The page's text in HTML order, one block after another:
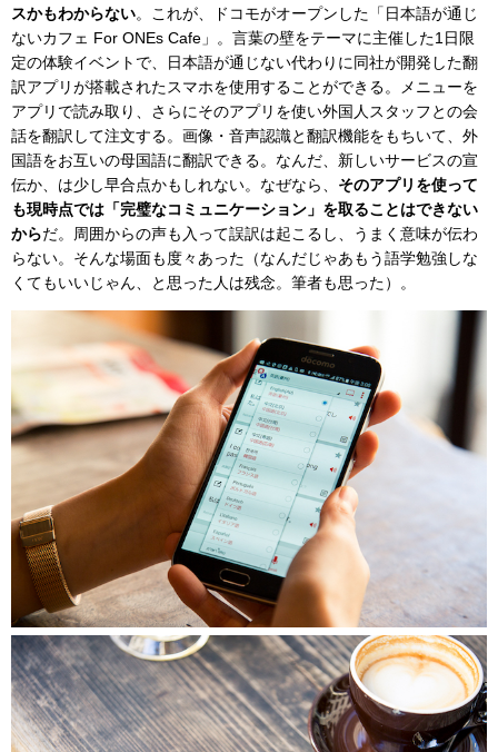
スかもわからない。これが、ドコモがオープンした「日本語が通じ
ないカフェ For ONEs Cafe」。言葉の壁をテーマに主催した1日限
定の体験イベントで、日本語が通じない代わりに同社が開発した翻
訳アプリが搭載されたスマホを使用することができる。メニューを
アプリで読み取り、さらにそのアプリを使い外国人スタッフとの会
話を翻訳して注文する。画像・音声認識と翻訳機能をもちいて、外
国語をお互いの母国語に翻訳できる。なんだ、新しいサービスの宣
伝か、は少し早合点かもしれない。なぜなら、 そのアプリを使って
も現時点では「完璧なコミュニケーション」を取ることはできない
からだ。周囲からの声も入って誤訳は起こるし、うまく意味が伝わ
らない。そんな場面も度々あった（なんだじゃあもう語学勉強しな
くてもいいじゃん、と思った人は残念。筆者も思った）。